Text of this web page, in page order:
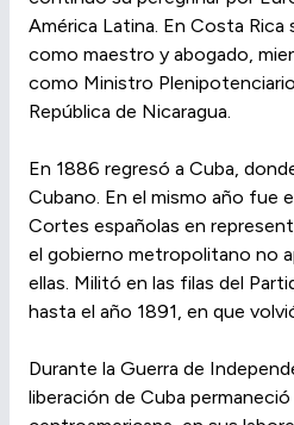
América Latina. En Costa
como maestro y abogado,
como Ministro
República de Nicaragua.
En 1886 regresó a Cuba,
Cubano. En el mismo año fue
Cortes españolas en
el gobierno metropolitano no
ellas. Militó en las filas del
hasta el año 1891, en que
Durante la Guerra de
liberación de Cuba permaneció